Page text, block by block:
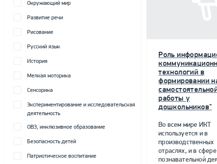
Окружающий мир
Развитие речи
Рисование
Русский язык
История
Мелкая моторика
Сенсорика
Экспериментирование и исследовательская
деятельность
ОВЗ, инклюзивное образование
Безопасность детей
Патриотическое воспитание
Роль
технологий в
формировании
работы у
дошкольников"
Во всем мире ИКТ
используется и в
производственных
отраслях, и в сфере
познавательной